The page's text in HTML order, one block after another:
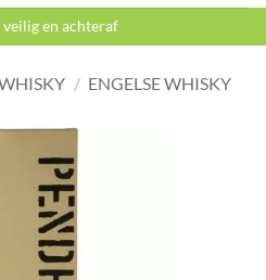
en achteraf
/ ENGELSE WHISKY